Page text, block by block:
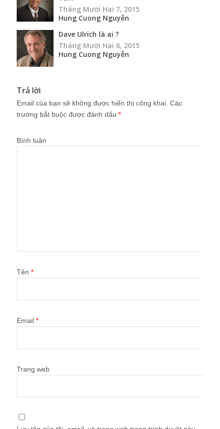
Tháng Mười Hai 7, 2015
Hung Cuong Nguyễn
Dave Ulrich là ai ?
Tháng Mười Hai 6, 2015
Hung Cuong Nguyễn
Trả lời
Email của bạn sẽ không được hiển thị công khai. Các
trường bắt buộc được đánh dấu *
Bình luận
Tên *
Email *
Trang web